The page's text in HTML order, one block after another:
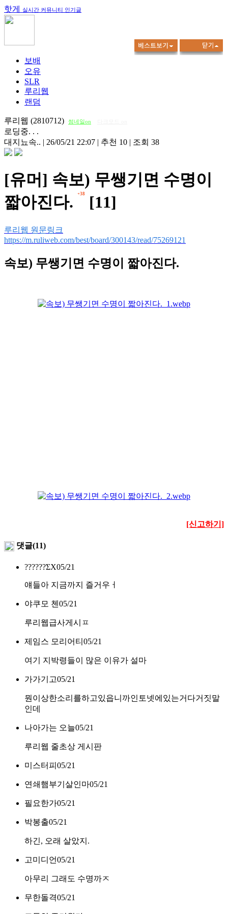
핫게 실시간 커뮤니티 인기글
보배
오유
SLR
루리웹
랜덤
루리웹 (2810712) 썸네일on
로딩중. . .
대지뇨속.. | 26/05/21 22:07 | 추천 10 | 조회 38
[유머] 속보) 무쌩기면 수명이
짧아진다.
+38 [11]
루리웹 원문링크
https://m.ruliweb.com/best/board/300143/read/75269121
속보) 무쌩기면 수명이 짧아진다.
[신고하기]
댓글(11)
??????ΣX05/21
얘들아 지금까지 즐거우ㅓ
야쿠모 첸 05/21
루리웹급사게시ㅍ
제임스 모리어티 05/21
여기 지박령들이 많은 이유가 설마
가가기고05/21
뭔이상한소리를하고있읍니까인토넷에있는거다거짓말
인데
나아가는 오늘05/21
루리웹 줄초상 게시판
미스터피 05/21
연쇄햄부기살인마05/21
필요한가05/21
박봉출05/21
하긴, 오래 살았지.
고미디언05/21
아무리 그래도 수명까ㅈ
무한돌격05/21